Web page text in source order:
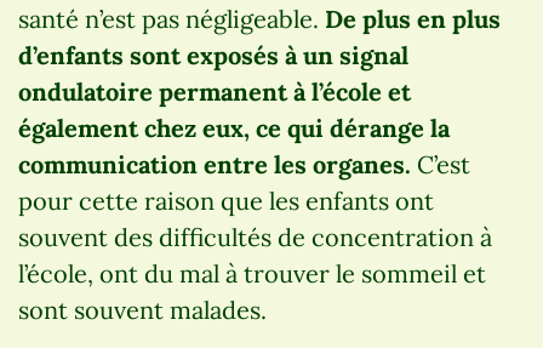
santé n’est pas négligeable. De plus en plus
d’enfants sont exposés à un signal
ondulatoire permanent à l’école et
également chez eux, ce qui dérange la
communication entre les organes. C’est
pour cette raison que les enfants ont
souvent des difficultés de concentration à
l’école, ont du mal à trouver le sommeil et
sont souvent malades.